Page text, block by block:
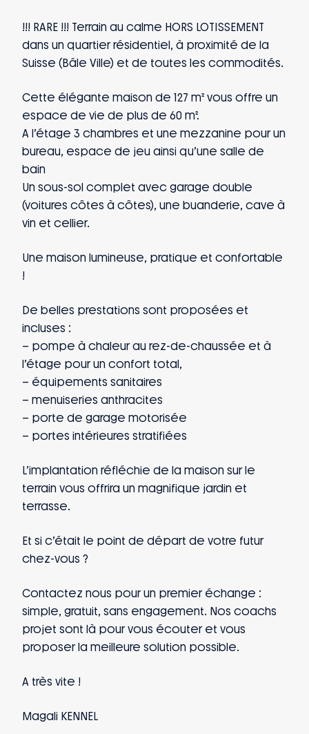
!!! RARE !!! Terrain au calme HORS LOTISSEMENT
dans un quartier résidentiel, à proximité de la
Suisse (Bâle Ville) et de toutes les commodités.
Cette élégante maison de 127 m² vous offre un
espace de vie de plus de 60 m².
A l’étage 3 chambres et une mezzanine pour un
bureau, espace de jeu ainsi qu’une salle de
bain
Un sous-sol complet avec garage double
(voitures côtes à côtes), une buanderie, cave à
vin et cellier.
Une maison lumineuse, pratique et confortable
!
De belles prestations sont proposées et
incluses :
– pompe à chaleur au rez-de-chaussée et à
l’étage pour un confort total,
– équipements sanitaires
– menuiseries anthracites
– porte de garage motorisée
– portes intérieures stratifiées
L’implantation réfléchie de la maison sur le
terrain vous offrira un magnifique jardin et
terrasse.
Et si c’était le point de départ de votre futur
chez-vous ?
Contactez nous pour un premier échange :
simple, gratuit, sans engagement. Nos coachs
projet sont là pour vous écouter et vous
proposer la meilleure solution possible.
A très vite !
Magali KENNEL